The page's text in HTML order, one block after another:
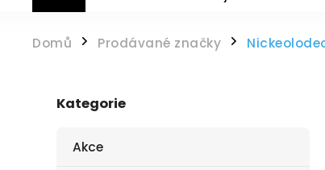
Domů / Prodávané značky /
Kategorie
Akce